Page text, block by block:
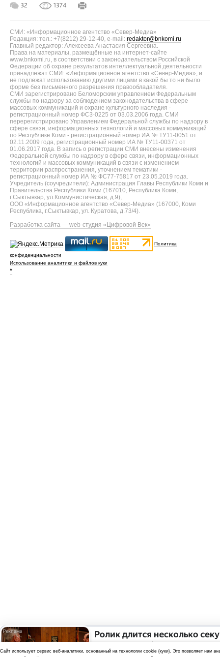
32
1374
СМИ: «Информационное агентство «Север-Медиа»
Редакция: тел.: +7(8212) 29-12-40, e-mail: redaktor@bnkomi.ru
Главный редактор: Алексеева Анастасия Сергеевна.
Права на материалы, размещённые на интернет-сайте
www.bnkomi.ru, в соответствии с законодательством Российской
Федерации об охране результатов интеллектуальной деятельности
принадлежат СМИ: «Информационное агентство «Север-Медиа», и
не подлежат использованию другими лицами в какой бы то ни было
форме без письменного разрешения правообладателя.
СМИ зарегистрировано Беломорским управлением Федеральным
службы по надзору за соблюдением законодательства в сфере
массовых коммуникаций и охране культурного наследия -
регистрационный номер ФС3-0225 от 03.03.2006 года. СМИ
перерегистрировано Управлением Федеральной службы по надзору в
сфере связи, информационных технологий и массовых коммуникаций
по Республике Коми - регистрационный номер ИА № ТУ11-0051 от
02.11.2009 года, регистрационный номер ИА № ТУ11-00371 от
01.06.2017 года. В запись о регистрации СМИ внесены изменения
Федеральной службы по надзору в сфере связи, информационных
технологий и массовых коммуникаций в связи с изменением
территории распространения, уточнением тематики -
регистрационный номер ИА № ФС77-75817 от 23.05.2019 года.
Учредитель (соучредители): Администрация Главы Республики Коми и
Правительства Республики Коми (167010, Республика Коми,
г.Сыктывкар, ул.Коммунистическая, д.9);
ООО «Информационное агентство «Север-Медиа» (167000, Коми
Республика, г.Сыктывкар, ул. Куратова, д.73/4).
Разработка сайта — web-студия «Цифровой Век»
Ролик длится несколько
смеяться вы будете долго
Политика
конфиденциальности
Использование аналитики и файлов куки
*
Cайт использует сервис веб-аналитики, основанный на технологии cookie (куки). Это позволяет нам